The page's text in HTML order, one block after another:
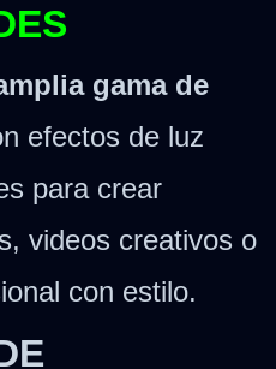
gama de
efectos de luz
para crear
videos creativos o
con estilo.